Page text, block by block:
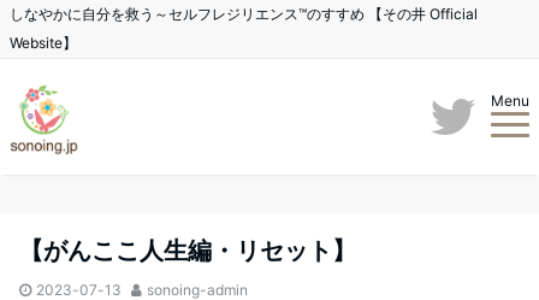
しなやかに自分を救う～セルフレジリエンス™のすすめ 【その井 Official
Website】
Menu
【がんここ人生編・リセット】
2023-07-13 sonoing-admin